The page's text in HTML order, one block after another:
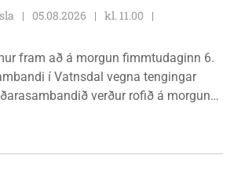
05.08.2026
kl. 11.00
fram að á morgun fimmtudaginn 6.
í Vatnsdal vegna tengingar
verður rofið á morgun
Vatnsdal.